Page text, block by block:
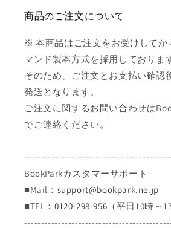
商品のご注文について
※ 本商品はご注文をお受けしてか
マンド製本方式を採用しておりま
そのため、ご注文とお支払い確認
発送となります。
ご注文に関するお問い合わせは
でご連絡ください。
BookParkカスタマーサポート
■Mail： support@bookpark.ne.jp
■TEL： 0120-298-956 （平日10時～